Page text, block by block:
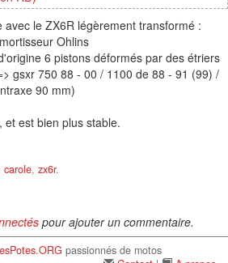
avec le ZX6R légèrement transformé :
Ohlins
6 pistons déformés par des étriers
gsxr 750 88 - 00 / 1100 de 88 - 91 (99) /
90 mm)
est bien plus stable.
carole, zx6r.
pour ajouter un commentaire.
passionnés de motos